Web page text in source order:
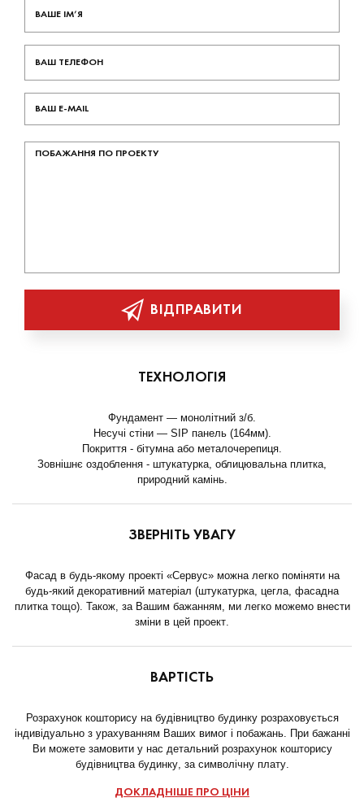
ВІДПРАВИТИ
ТЕХНОЛОГІЯ
Фундамент — монолітний з/б.
Несучі стіни — SIP панель (164мм).
Покриття - бітумна або металочерепиця.
Зовнішнє оздоблення - штукатурка, облицювальна плитка,
природний камінь.
ЗВЕРНІТЬ УВАГУ
Фасад в будь-якому проекті «Сервус» можна легко поміняти на
будь-який декоративний матеріал (штукатурка, цегла, фасадна
плитка тощо). Також, за Вашим бажанням, ми легко можемо внести
зміни в цей проект.
ВАРТІСТЬ
Розрахунок кошторису на будівництво будинку розраховується
індивідуально з урахуванням Ваших вимог і побажань. При бажанні
Ви можете замовити у нас детальний розрахунок кошторису
будівництва будинку, за символічну плату.
ДОКЛАДНІШЕ ПРО ЦІНИ